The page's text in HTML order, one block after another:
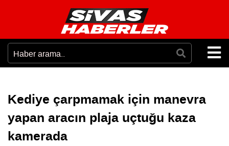
Kediye çarpmamak için manevra
yapan aracın plaja uçtuğu kaza
kamerada